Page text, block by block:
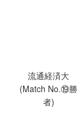
流通経済大
(Match No.⑲勝
者)